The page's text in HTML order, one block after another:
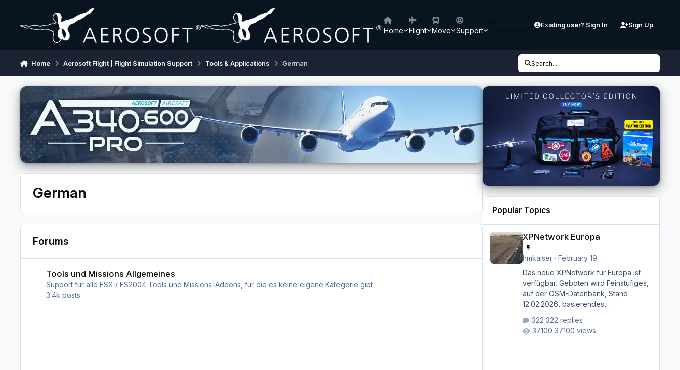
Home Flight Move Support
Existing user? Sign In Sign Up
Home Aerosoft Flight | Flight Simulation Support Tools & Applications German Search...
German
Forums
Tools und Missions Allgemeines
Support für alle FSX / FS2004 Tools und Missions-Addons, für die es keine eigene Kategorie gibt
3.4k posts
Popular Topics
XPNetwork Europa
hmkaiser· February 19
Das neue XPNetwork für Europa ist
verfügbar. Geboten wird Feinstufiges,
auf der OSM-Datenbank, Stand
12.02.2026, basierendes,
bestehend aus Autobahnen,
Autostraßen, primären, sekundären,
322 replies
37100 views